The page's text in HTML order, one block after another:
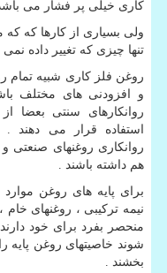
کاری خیلی پر فشار می
ولی بسیاری از کارها که که
تنها چیزی که تغییر داده
روغن فلز کاری شبیه تمام
و افزودنی های مختلف
روانکارهای سنتی بعضا
استفاده قرار می
روانکاری روغنهای صنعتی
هم داشته باشند .
برای پایه های روغن
نیمه ترکیبی ، روغنهای خام
منحصر بفرد برای خود
شوند خاصیتهای روغن پایه
بخشند .